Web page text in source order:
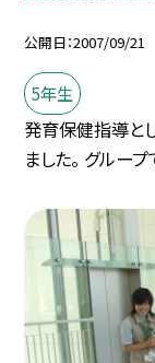
公開日 2007/09/21
5年生
発育保健指導と
ました。 グルー